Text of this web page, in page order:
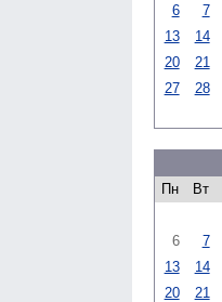
6
7
13
14
20
21
27
28
Пн
Вт
6
7
13
14
20
21